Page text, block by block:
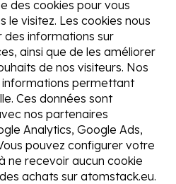
des cookies pour vous
le visitez. Les cookies nous
informations sur
ainsi que de les améliorer
de nos visiteurs. Nos
permettant
Ces données sont
nos partenaires
Analytics, Google Ads,
pouvez configurer votre
ne recevoir aucun cookie
achats sur atomstack.eu.